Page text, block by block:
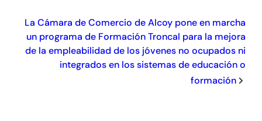
La Cámara de Comercio de Alcoy pone en marcha
un programa de Formación Troncal para la mejora
de la empleabilidad de los jóvenes no ocupados ni
integrados en los sistemas de educación o
formación